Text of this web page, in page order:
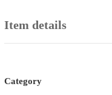
Item details
Category